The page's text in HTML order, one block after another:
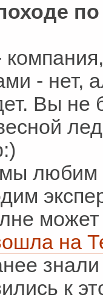
- нет,
Вы не
любим
на
к